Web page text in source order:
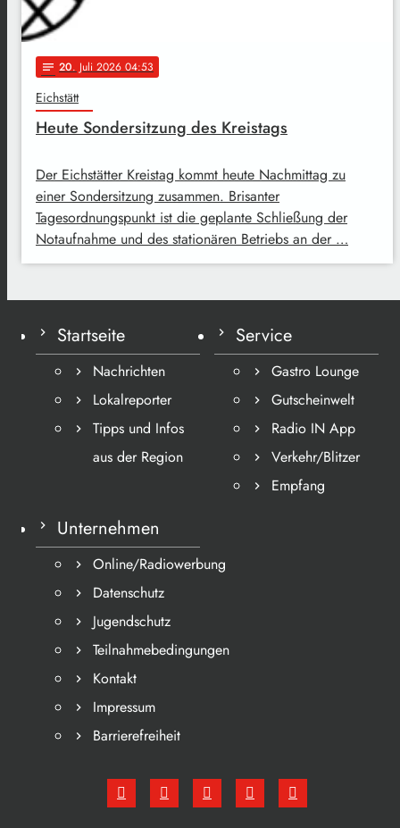
notes 20. Juli 2026 04:53
Eichstätt
Heute Sondersitzung des Kreistags
Der Eichstätter Kreistag kommt heute Nachmittag zu
einer Sondersitzung zusammen. Brisanter
Tagesordnungspunkt ist die geplante Schließung der
Notaufnahme und des stationären Betriebs an der …
Startseite
Nachrichten
Lokalreporter
Tipps und Infos
aus der Region
Service
Gastro Lounge
Gutscheinwelt
Radio IN App
Verkehr/Blitzer
Empfang
Unternehmen
Online/Radiowerbung
Datenschutz
Jugendschutz
Teilnahmebedingungen
Kontakt
Impressum
Barrierefreiheit